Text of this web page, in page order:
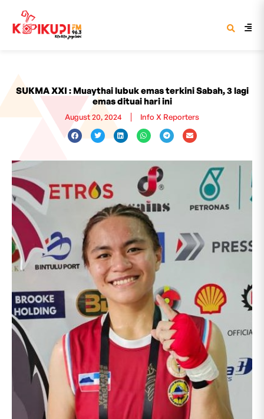
SUKMA XXI : Muaythai lubuk emas terkini Sabah, 3 lagi
emas dituai hari ini
August 20, 2024 Info X Reporters